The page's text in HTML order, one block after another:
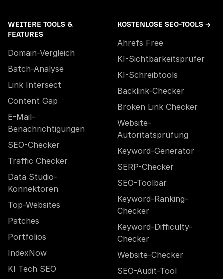
WEITERE TOOLS &
FEATURES
Domain-Vergleich
Batch-Analyse
Link Intersect
Content Gap
E-Mail-
Benachrichtigungen
SEO-Checker
Traffic Checker
Data Studio-
Konnektoren
Top-Websites
Patches
Portfolios
IndexNow
KI Tech SEO
KOSTENLOSE SEO-TOOLS →
Ahrefs Free
KI-Sichtbarkeitsprüfer
KI-Schreibtools
Backlink-Checker
Broken Link Checker
Website-
Autoritätsprüfung
Keyword-Generator
SERP-Checker
SEO-Toolbar
Keyword-Ranking-
Checker
Keyword-Difficulty-
Checker
Website-Checker
SEO-Audit-Tool